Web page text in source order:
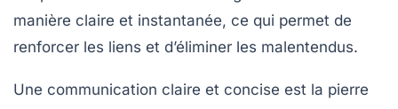
manière claire et instantanée, ce qui permet de
renforcer les liens et d’éliminer les malentendus.
Une communication claire et concise est la pierre